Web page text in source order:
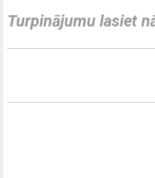
Turpinājumu lasiet